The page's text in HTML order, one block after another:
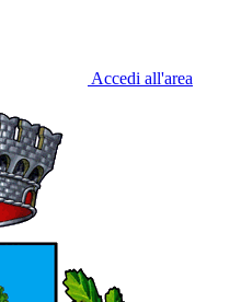
Accedi all'area